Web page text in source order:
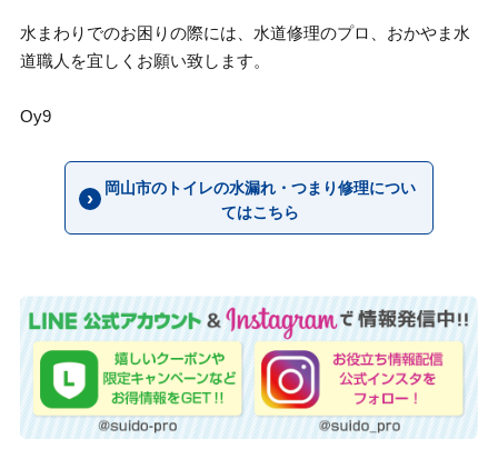
水まわりでのお困りの際には、水道修理のプロ、おかやま水
道職人を宜しくお願い致します。
Oy9
岡山市のトイレの水漏れ・つまり修理につい
てはこちら